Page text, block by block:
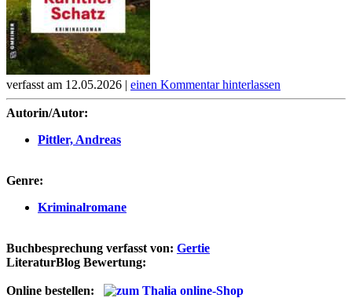
verfasst am 12.05.2026 | einen Kommentar hinterlassen
Autorin/Autor:
Pittler, Andreas
Genre:
Kriminalromane
Buchbesprechung verfasst von: Gertie
LiteraturBlog Bewertung:
Online bestellen: